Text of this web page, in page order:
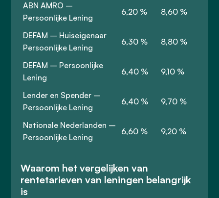
ABN AMRO –
Persoonlijke Lening
6,20 % 8,60 %
DEFAM – Huiseigenaar
Persoonlijke Lening
6,30 % 8,80 %
DEFAM – Persoonlijke
Lening
6,40 % 9,10 %
Lender en Spender –
Persoonlijke Lening
6,40 % 9,70 %
Nationale Nederlanden –
Persoonlijke Lening
6,60 % 9,20 %
Waarom het vergelijken van
rentetarieven van leningen belangrijk
is